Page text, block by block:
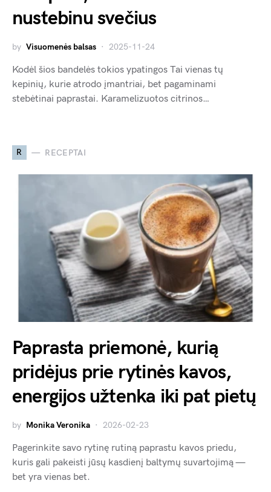
nustebinu svečius
by Visuomenės balsas 2025-11-24
Kodėl šios bandelės tokios ypatingos Tai vienas tų
kepinių, kurie atrodo įmantriai, bet pagaminami
stebėtinai paprastai. Karamelizuotos citrinos…
R RECEPTAI
Paprasta priemonė, kurią
pridėjus prie rytinės kavos,
energijos užtenka iki pat pietų
by Monika Veronika 2026-02-23
Pagerinkite savo rytinę rutiną paprastu kavos priedu,
kuris gali pakeisti jūsų kasdienį baltymų suvartojimą —
bet yra vienas bet.